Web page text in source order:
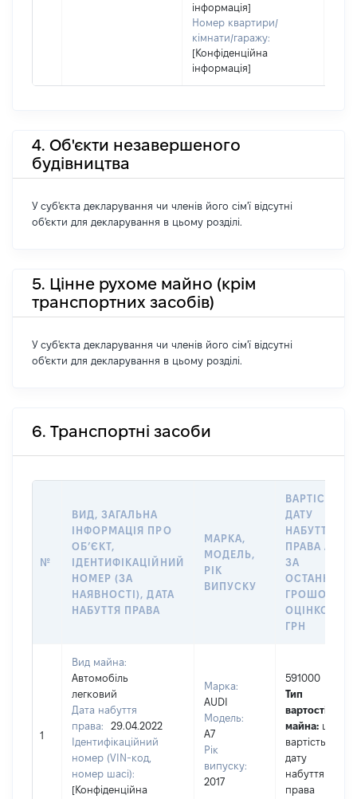
інформація]
Номер квартири/
кімнати/гаражу:
[Конфіденційна
інформація]
4. Об'єкти незавершеного
будівництва
У суб'єкта декларування чи членів його сім'ї відсутні
об'єкти для декларування в цьому розділі.
5. Цінне рухоме майно (крім
транспортних засобів)
У суб'єкта декларування чи членів його сім'ї відсутні
об'єкти для декларування в цьому розділі.
6. Транспортні засоби
№
ВИД, ЗАГАЛЬНА
ІНФОРМАЦІЯ ПРО
ОБʼЄКТ,
ІДЕНТИФІКАЦІЙНИЙ
НОМЕР (ЗА
НАЯВНОСТІ), ДАТА
НАБУТТЯ ПРАВА
МАРКА,
МОДЕЛЬ,
РІК
ВИПУСКУ
ВАРТІСТЬ НА
ДАТУ
НАБУТТЯ
ПРАВА АБО
ЗА
ГРОШОВОЮ
ОЦІНКОЮ,
ГРН
1
Вид майна:
Автомобіль
легковий
Дата набуття
права:
29.04.2022
Ідентифікаційний
номер (VIN-код,
номер шасі):
[Конфіденційна
Марка:
AUDI
Модель:
A7
Рік
випуску:
2017
591000
Тип
вартості
майна: це
вартість на
дату
набуття
права